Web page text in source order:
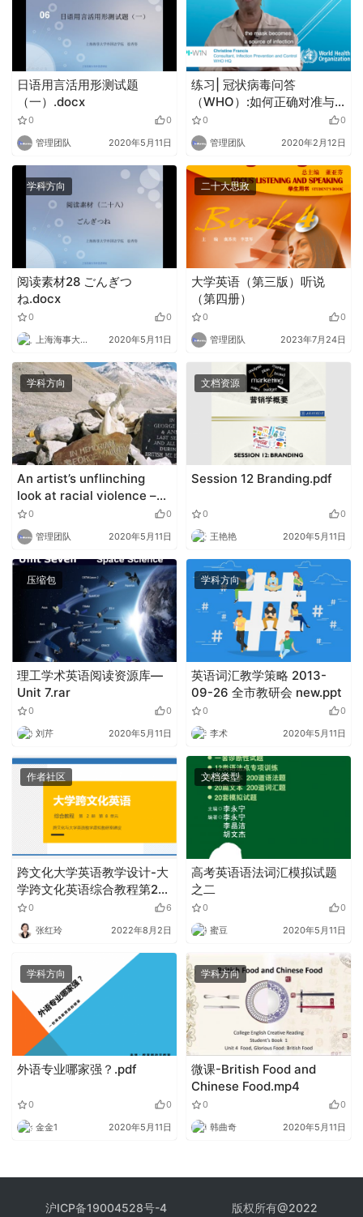
日语用言活用形测试题
（一）.docx
0 0
管理团队 2020年5月11日
练习| 冠状病毒问答
（WHO）:如何正确对准与
处理口罩
0 0
管理团队 2020年2月12日
学科方向
阅读素材28 ごんぎつ
ね.docx
0 0
上海海事大学外语 2020年5月11日
二十大思政
大学英语（第三版）听说
（第四册）
0 0
管理团队 2023年7月24日
学科方向
An artist’s unflinching
look at racial violence –
Sanford Biggers
480p.mp4
0 0
管理团队 2020年5月11日
文档资源
Session 12 Branding.pdf
0 0
王艳艳 2020年5月11日
压缩包
理工学术英语阅读资源库—
Unit 7.rar
0 0
刘芹 2020年5月11日
学科方向
英语词汇教学策略 2013-
09-26 全市教研会 new.ppt
0 0
李术 2020年5月11日
作者社区
跨文化大学英语教学设计-大
学跨文化英语综合教程第2册
第8单元 赵一鸣
0 6
张红玲 2022年8月2日
文档类型
高考英语语法词汇模拟试题
之二
0 0
蜜豆 2020年5月11日
学科方向
外语专业哪家强？.pdf
0 0
金金1 2020年5月11日
学科方向
微课-British Food and
Chinese Food.mp4
0 0
韩曲奇 2020年5月11日
沪ICP备19004528号-4 版权所有@2022